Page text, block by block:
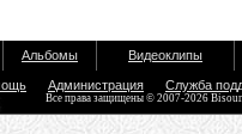
Альбомы Видеоклипы
Администрация Служба
Все права защищены © 2007-2026